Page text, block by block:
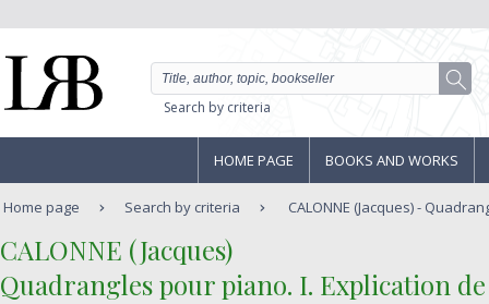
Search by criteria
HOME PAGE BOOKS AND WORKS
Home page Search by criteria CALONNE (Jacques) -
‎CALONNE (Jacques)‎
‎Quadrangles pour piano. I. Explication